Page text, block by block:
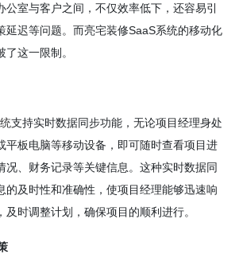
公室与客户之间，不仅效率低下，还容易引
延迟等问题。而亮宅装修SaaS系统的移动化
这一限制。
支持实时数据同步功能，无论项目经理身处
平板电脑等移动设备，即可随时查看项目进
况、财务记录等关键信息。这种实时数据同
的及时性和准确性，使项目经理能够迅速响
及时调整计划，确保项目的顺利进行。